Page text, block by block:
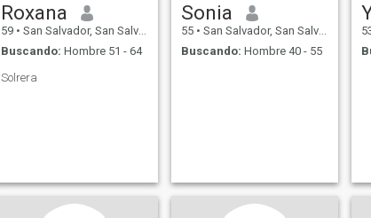
Roxana
59 • San Salvador, San Salvador, El Salvador
Buscando: Hombre 51 - 64
Solrera
Sonia
55 • San Salvador, San Salvador, El Salvador
Buscando: Hombre 40 - 55